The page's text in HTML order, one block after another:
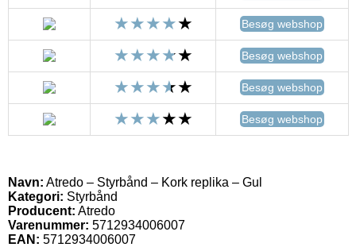
Besøg webshop
Besøg webshop
Besøg webshop
Besøg webshop
Navn: Atredo – Styrbånd – Kork replika – Gul
Kategori: Styrbånd
Producent: Atredo
Varenummer: 5712934006007
EAN: 5712934006007